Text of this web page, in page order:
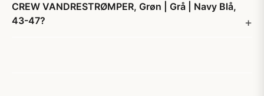
CREW VANDRESTRØMPER, Grøn | Grå | Navy Blå,
43-47?